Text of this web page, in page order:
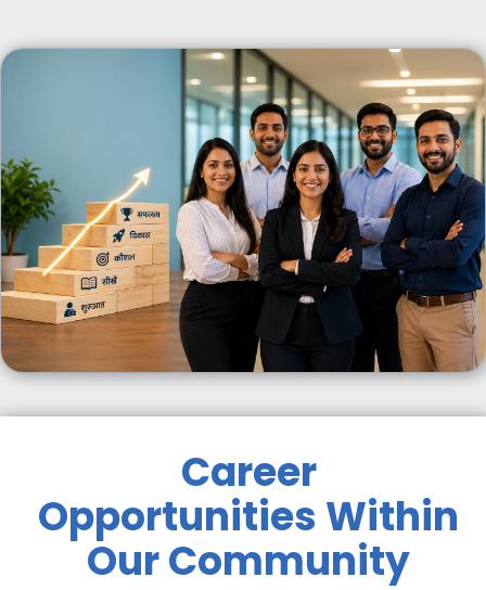
Career
Opportunities Within
Our Community